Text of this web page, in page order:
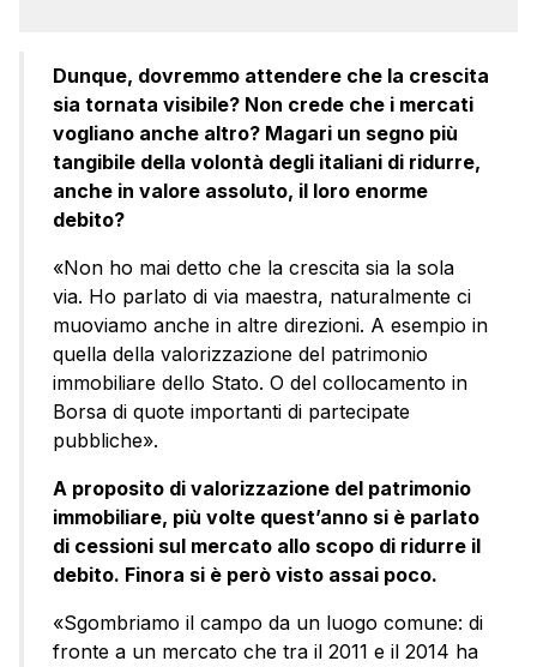
Dunque, dovremmo attendere che la crescita
sia tornata visibile? Non crede che i mercati
vogliano anche altro? Magari un segno più
tangibile della volontà degli italiani di ridurre,
anche in valore assoluto, il loro enorme
debito?
«Non ho mai detto che la crescita sia la sola
via. Ho parlato di via maestra, naturalmente ci
muoviamo anche in altre direzioni. A esempio in
quella della valorizzazione del patrimonio
immobiliare dello Stato. O del collocamento in
Borsa di quote importanti di partecipate
pubbliche».
A proposito di valorizzazione del patrimonio
immobiliare, più volte quest’anno si è parlato
di cessioni sul mercato allo scopo di ridurre il
debito. Finora si è però visto assai poco.
«Sgombriamo il campo da un luogo comune: di
fronte a un mercato che tra il 2011 e il 2014 ha